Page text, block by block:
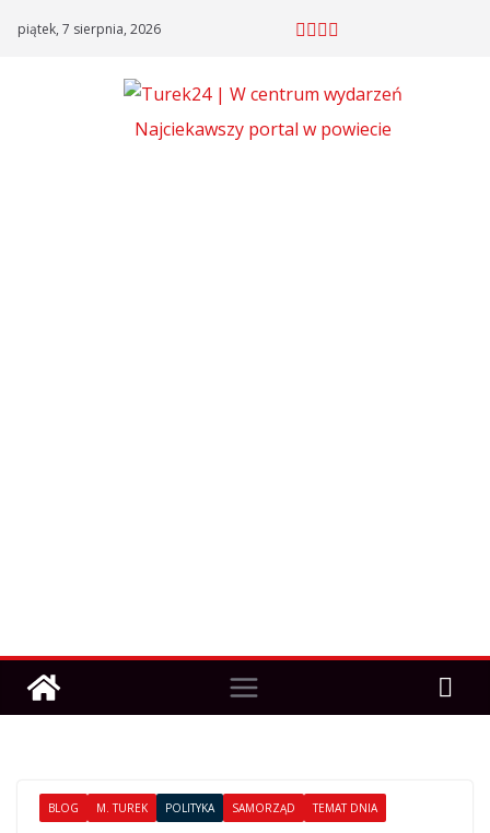
piątek, 7 sierpnia, 2026
Najciekawszy portal w powiecie
BLOG M. TUREK POLITYKA SAMORZĄD TEMAT DNIA